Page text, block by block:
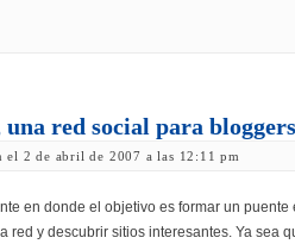
red social para bloggers
el 2 de abril de 2007 a las 12:11 pm
en donde el objetivo es formar un
red y descubrir sitios interesantes. Ya sea